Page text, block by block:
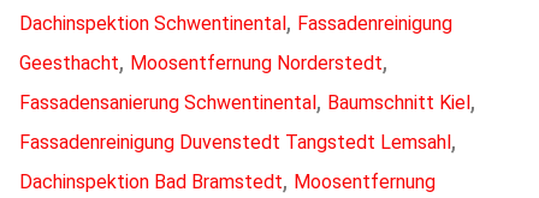
Dachinspektion Schwentinental, Fassadenreinigung
Geesthacht, Moosentfernung Norderstedt,
Fassadensanierung Schwentinental, Baumschnitt Kiel,
Fassadenreinigung Duvenstedt Tangstedt Lemsahl,
Dachinspektion Bad Bramstedt, Moosentfernung